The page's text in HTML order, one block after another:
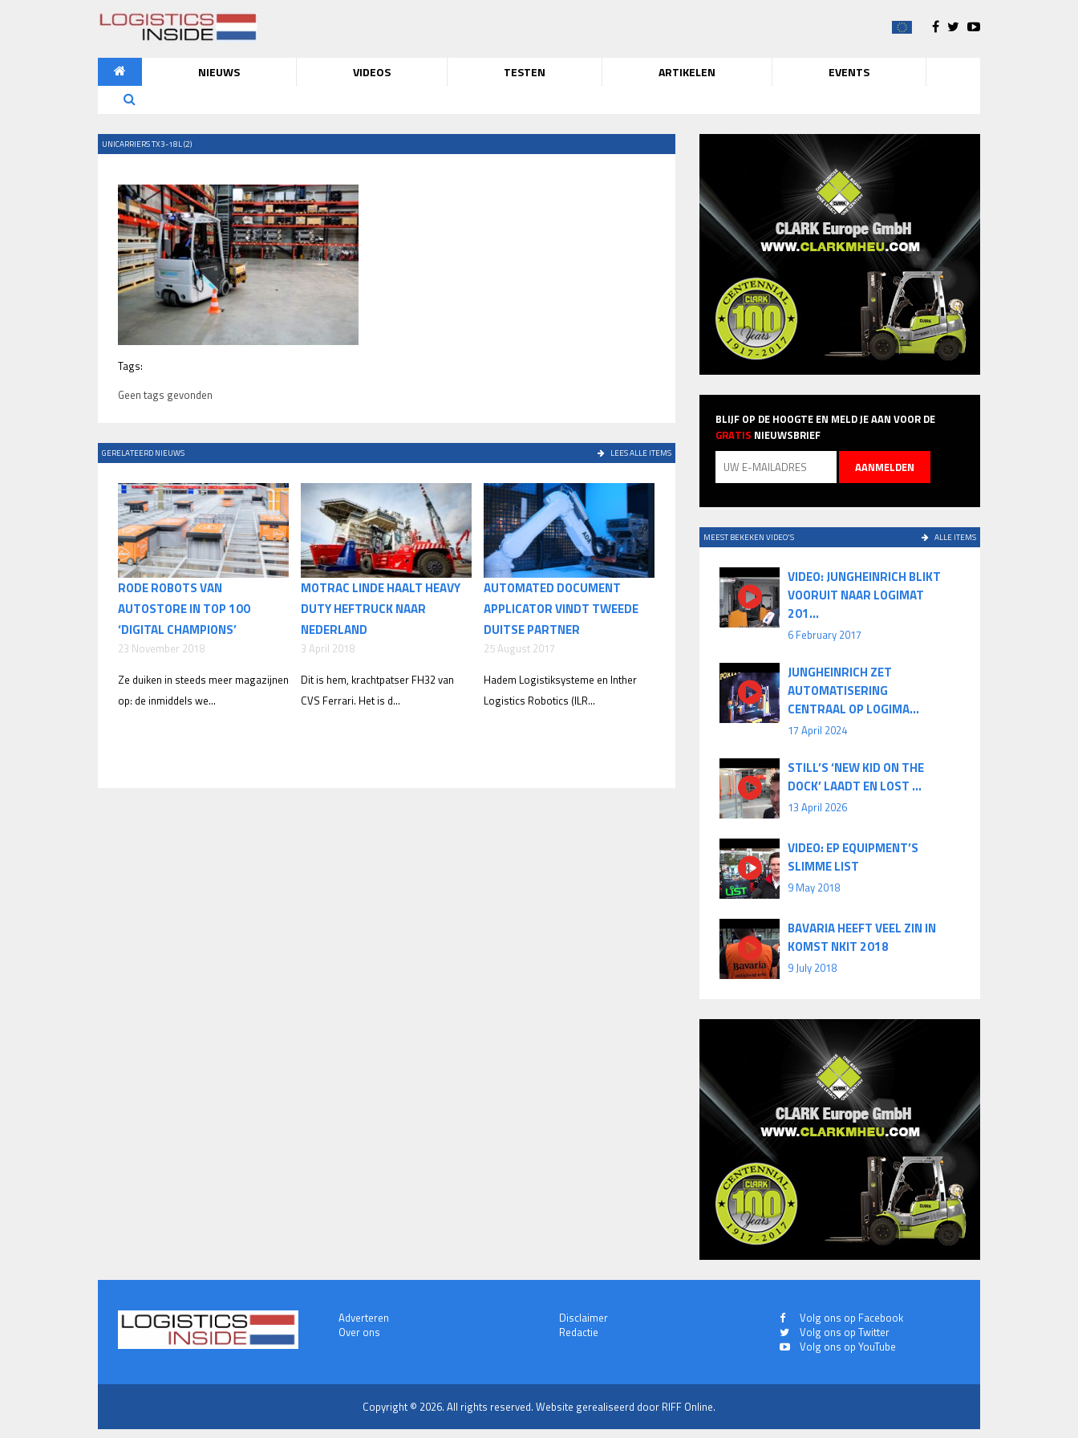
NIEUWS VIDEOS TESTEN ARTIKELEN EVENTS
UNICARRIERS TX3-18L (2)
Tags:
Geen tags gevonden
GERELATEERD NIEUWS LEES ALLE ITEMS
RODE ROBOTS VAN
AUTOSTORE IN TOP 100
‘DIGITAL CHAMPIONS’
23 November 2018
Ze duiken in steeds meer magazijnen
op: de inmiddels we...
MOTRAC LINDE HAALT HEAVY
DUTY HEFTRUCK NAAR
NEDERLAND
3 April 2018
Dit is hem, krachtpatser FH32 van
CVS Ferrari. Het is d...
AUTOMATED DOCUMENT
APPLICATOR VINDT TWEEDE
DUITSE PARTNER
25 August 2017
Hadem Logistiksysteme en Inther
Logistics Robotics (ILR...
BLIJF OP DE HOOGTE EN MELD JE AAN VOOR DE
GRATIS NIEUWSBRIEF
MEEST BEKEKEN VIDEO'S ALLE ITEMS
VIDEO: JUNGHEINRICH BLIKT
VOORUIT NAAR LOGIMAT
201...
6 February 2017
JUNGHEINRICH ZET
AUTOMATISERING
CENTRAAL OP LOGIMA...
17 April 2024
STILL’S ‘NEW KID ON THE
DOCK’ LAADT EN LOST ...
13 April 2026
VIDEO: EP EQUIPMENT’S
SLIMME LIST
9 May 2018
BAVARIA HEEFT VEEL ZIN IN
KOMST NKIT 2018
9 July 2018
Adverteren
Over ons
Disclaimer
Redactie
Volg ons op Facebook
Volg ons op Twitter
Volg ons op YouTube
Copyright © 2026. All rights reserved. Website gerealiseerd door RIFF Online.